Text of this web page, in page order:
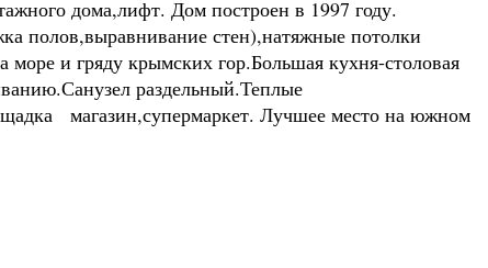
дома,лифт. Дом построен в 1997 году.
полов,выравнивание стен),натяжные потолки
и гряду крымских гор.Большая кухня-столовая
раздельный.Теплые
магазин,супермаркет. Лучшее место на южном